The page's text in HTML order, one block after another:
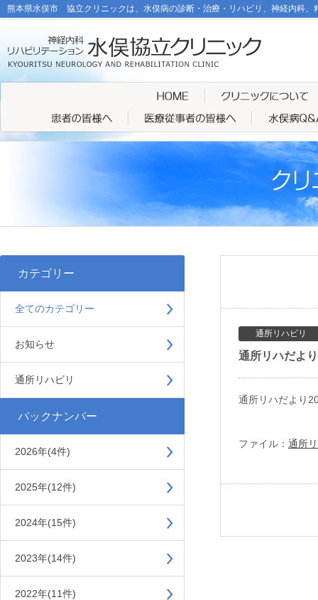
熊本県水俣市 協立クリニックは、水俣病の診断・治療・リハビリ、神経内科、
カテゴリー
全てのカテゴリー
お知らせ
通所リハビリ
バックナンバー
2026年(4件)
2025年(12件)
2024年(15件)
2023年(14件)
2022年(11件)
通所リハビリ
通所リハだよ
通所リハだより
ファイル： 通所